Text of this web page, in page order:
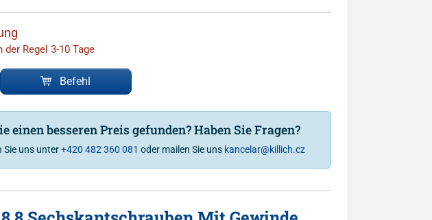
der Regel 3-10 Tage
Befehl
einen besseren Preis gefunden? Haben Sie Fragen?
Sie uns unter+420 482 360 081 oder mailen Sie uns kancelar@killich.cz